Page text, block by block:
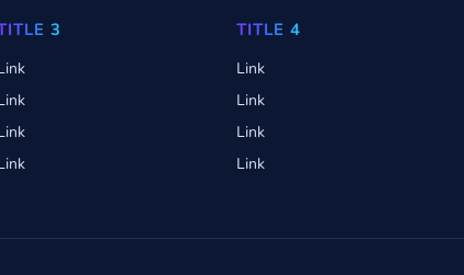
3 TITLE 4
Link
Link
Link
Link